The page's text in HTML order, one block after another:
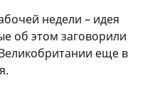
недели – идея
об этом заговорили
еще в